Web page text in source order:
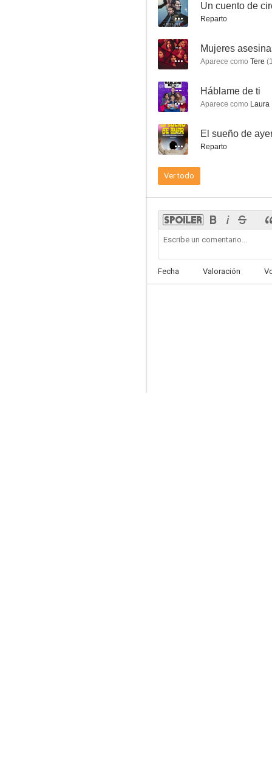
Hijas de la luna
Verónica
--
Reparto
-- Mujeres
Aparece como Tere (
-- Háblame de ti
Aparece como Laura
-- El sueño de
Reparto
Ver todo
Fecha Valoración